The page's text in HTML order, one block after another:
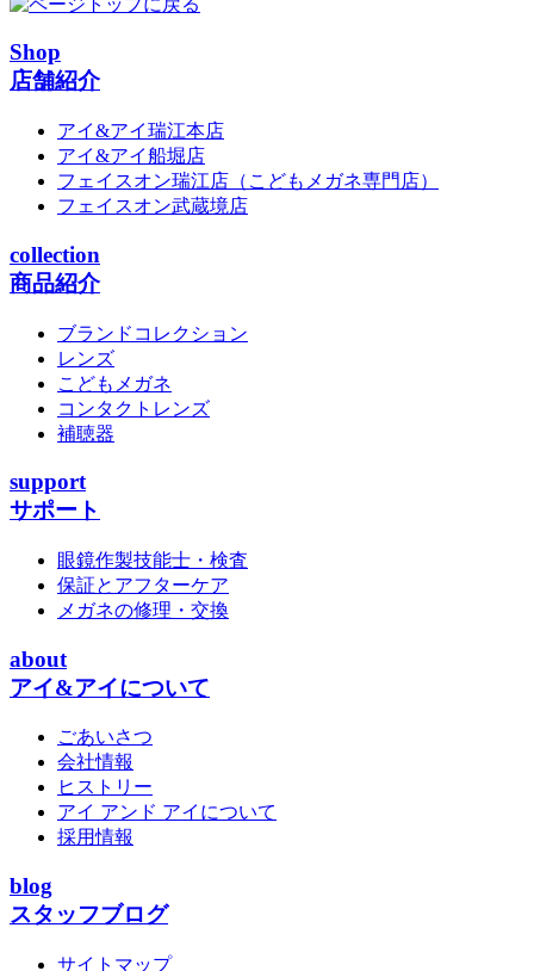
Shop
店舗紹介
アイ&アイ瑞江本店
アイ&アイ船堀店
フェイスオン瑞江店 （こどもメガネ専門店）
フェイスオン武蔵境店
collection
商品紹介
ブランドコレクション
レンズ
こどもメガネ
コンタクトレンズ
補聴器
support
サポート
眼鏡作製技能士・検査
保証とアフターケア
メガネの修理・交換
about
アイ&アイについて
ごあいさつ
会社情報
ヒストリー
アイ アンド アイについて
採用情報
blog
スタッフブログ
サイトマップ